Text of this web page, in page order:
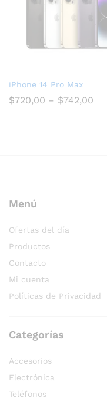
iPhone 14 Pro Max
$720,00 – $742,00
Menú
Ofertas del día
Productos
Contacto
Mi cuenta
Políticas de Privacidad
Categorías
Accesorios
Electrónica
Teléfonos